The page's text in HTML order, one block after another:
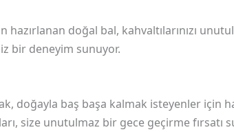
doğal bal, kahvaltılarınızı
bir deneyim sunuyor.
doğayla baş başa kalmak isteyenler için
size unutulmaz bir gece geçirme fırsatı